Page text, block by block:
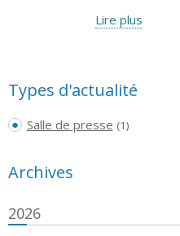
Lire plus
Types d'actualité
Salle de presse (1)
Archives
2026